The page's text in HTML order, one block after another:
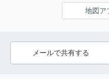
地図ア
メールで共有する